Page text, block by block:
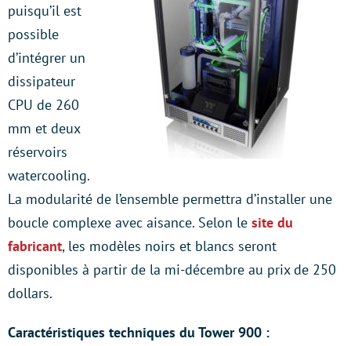
puisqu’il est
possible
d’intégrer un
dissipateur
CPU de 260
mm et deux
réservoirs
watercooling.
La modularité de l’ensemble permettra d’installer une
boucle complexe avec aisance. Selon le site du
fabricant, les modèles noirs et blancs seront
disponibles à partir de la mi-décembre au prix de 250
dollars.
Caractéristiques techniques du Tower 900 :